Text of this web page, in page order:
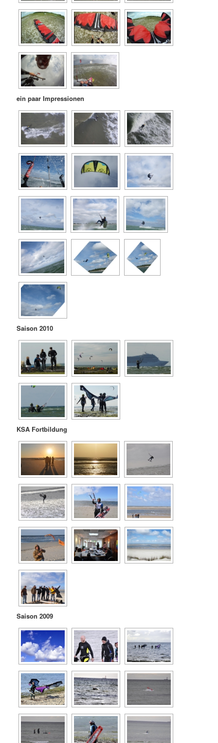
ein paar Impressionen
Saison 2010
KSA Fortbildung
Saison 2009